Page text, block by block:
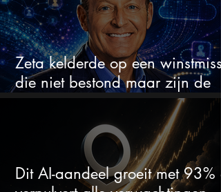
Zeta kelderde op een
die niet bestond maar zijn de
aandelen koopwaardig?
Dit AI-aandeel groeit met 93%